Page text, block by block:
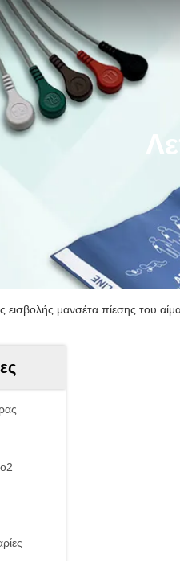
εισβολής μανσέτα πίεσης του